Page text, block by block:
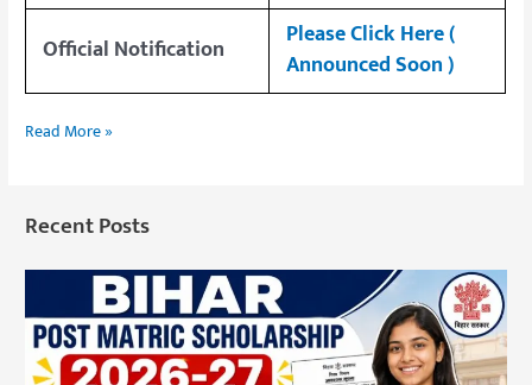
Official Notification
Please Click Here (
Announced Soon )
Read More »
Recent Posts